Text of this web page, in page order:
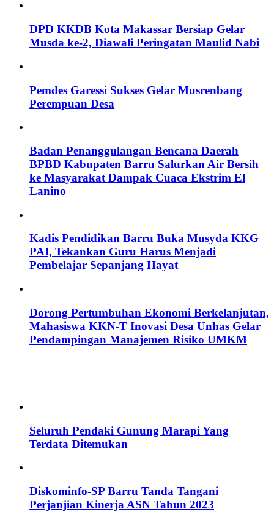
DPD KKDB Kota Makassar Bersiap Gelar
Musda ke-2, Diawali Peringatan Maulid Nabi
Pemdes Garessi Sukses Gelar Musrenbang
Perempuan Desa
Badan Penanggulangan Bencana Daerah
BPBD Kabupaten Barru Salurkan Air Bersih
ke Masyarakat Dampak Cuaca Ekstrim El
Lanino
Kadis Pendidikan Barru Buka Musyda KKG
PAI, Tekankan Guru Harus Menjadi
Pembelajar Sepanjang Hayat
Dorong Pertumbuhan Ekonomi Berkelanjutan,
Mahasiswa KKN-T Inovasi Desa Unhas Gelar
Pendampingan Manajemen Risiko UMKM
Seluruh Pendaki Gunung Marapi Yang
Terdata Ditemukan
Diskominfo-SP Barru Tanda Tangani
Perjanjian Kinerja ASN Tahun 2023